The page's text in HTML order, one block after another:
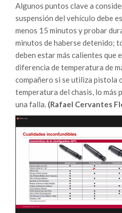
Algunos puntos clave a
suspensión del vehículo debe
menos 15 minutos y probar
minutos de haberse detenido;
deben estar más calientes que
diferencia de temperatura de
compañero si se utiliza pistola
temperatura del chasis, lo más
una falla. (Rafael Cervantes